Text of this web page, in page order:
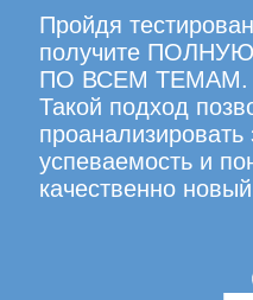
Пройдя
получите
ПО ВСЕМ ТЕМАМ.
Такой подход
успеваемость и
качественно